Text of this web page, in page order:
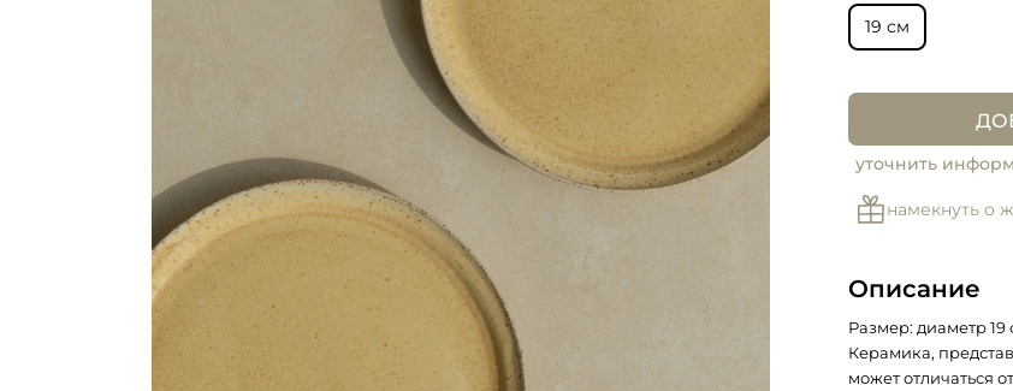
19 см
уточнить
намекнуть о
Описание
Размер: диаметр 19
Керамика,
может отличаться